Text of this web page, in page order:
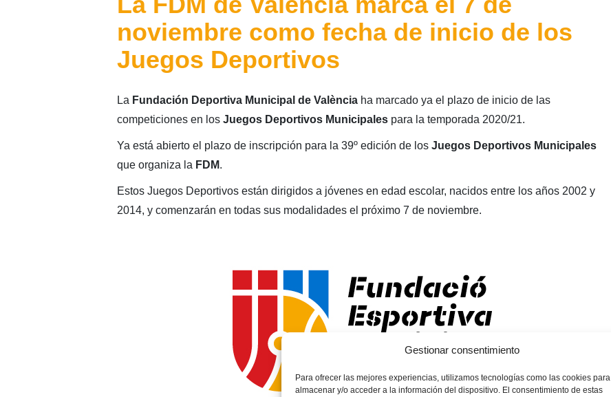
Gestionar consentimiento
Para ofrecer las mejores experiencias, utilizamos tecnologías como las cookies para
almacenar y/o acceder a la información del dispositivo. El consentimiento de estas
noviembre como fecha de inicio de los
Juegos Deportivos
La Fundación Deportiva Municipal de Valènciaha marcado ya el plazo de inicio de las
competiciones en losJuegos Deportivos Municipalespara la temporada 2020/21.
Ya está abierto el plazo de inscripción para la 39º edición de los Juegos Deportivos Municipales
que organiza la FDM.
Estos Juegos Deportivos están dirigidos a jóvenes en edad escolar, nacidos entre los años 2002 y
2014, y comenzarán en todas sus modalidades el próximo 7 de noviembre.